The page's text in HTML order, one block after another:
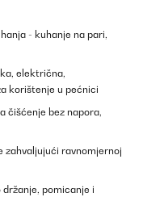
- kuhanje na pari,
električna,
korištenje u pećnici
čišćenje bez napora,
zahvaljujući ravnomjernoj
pomicanje i